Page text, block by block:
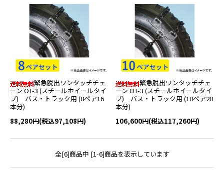
緊急脱出ワンタッチチェ
ーン OT-3 (スチールホイールタイ
プ) バス・トラック用 (8ペア16
本分)
88,280円(税込97,108円)
緊急脱出ワンタッチチェ
ーン OT-3 (スチールホイールタイ
プ) バス・トラック用 (10ペア20
本分)
106,600円(税込117,260円)
全[6]商品中 [1-6]商品を表示しています